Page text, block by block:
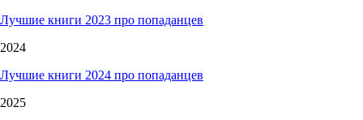
Лучшие книги 2023 про попаданцев
2024
Лучшие книги 2024 про попаданцев
2025